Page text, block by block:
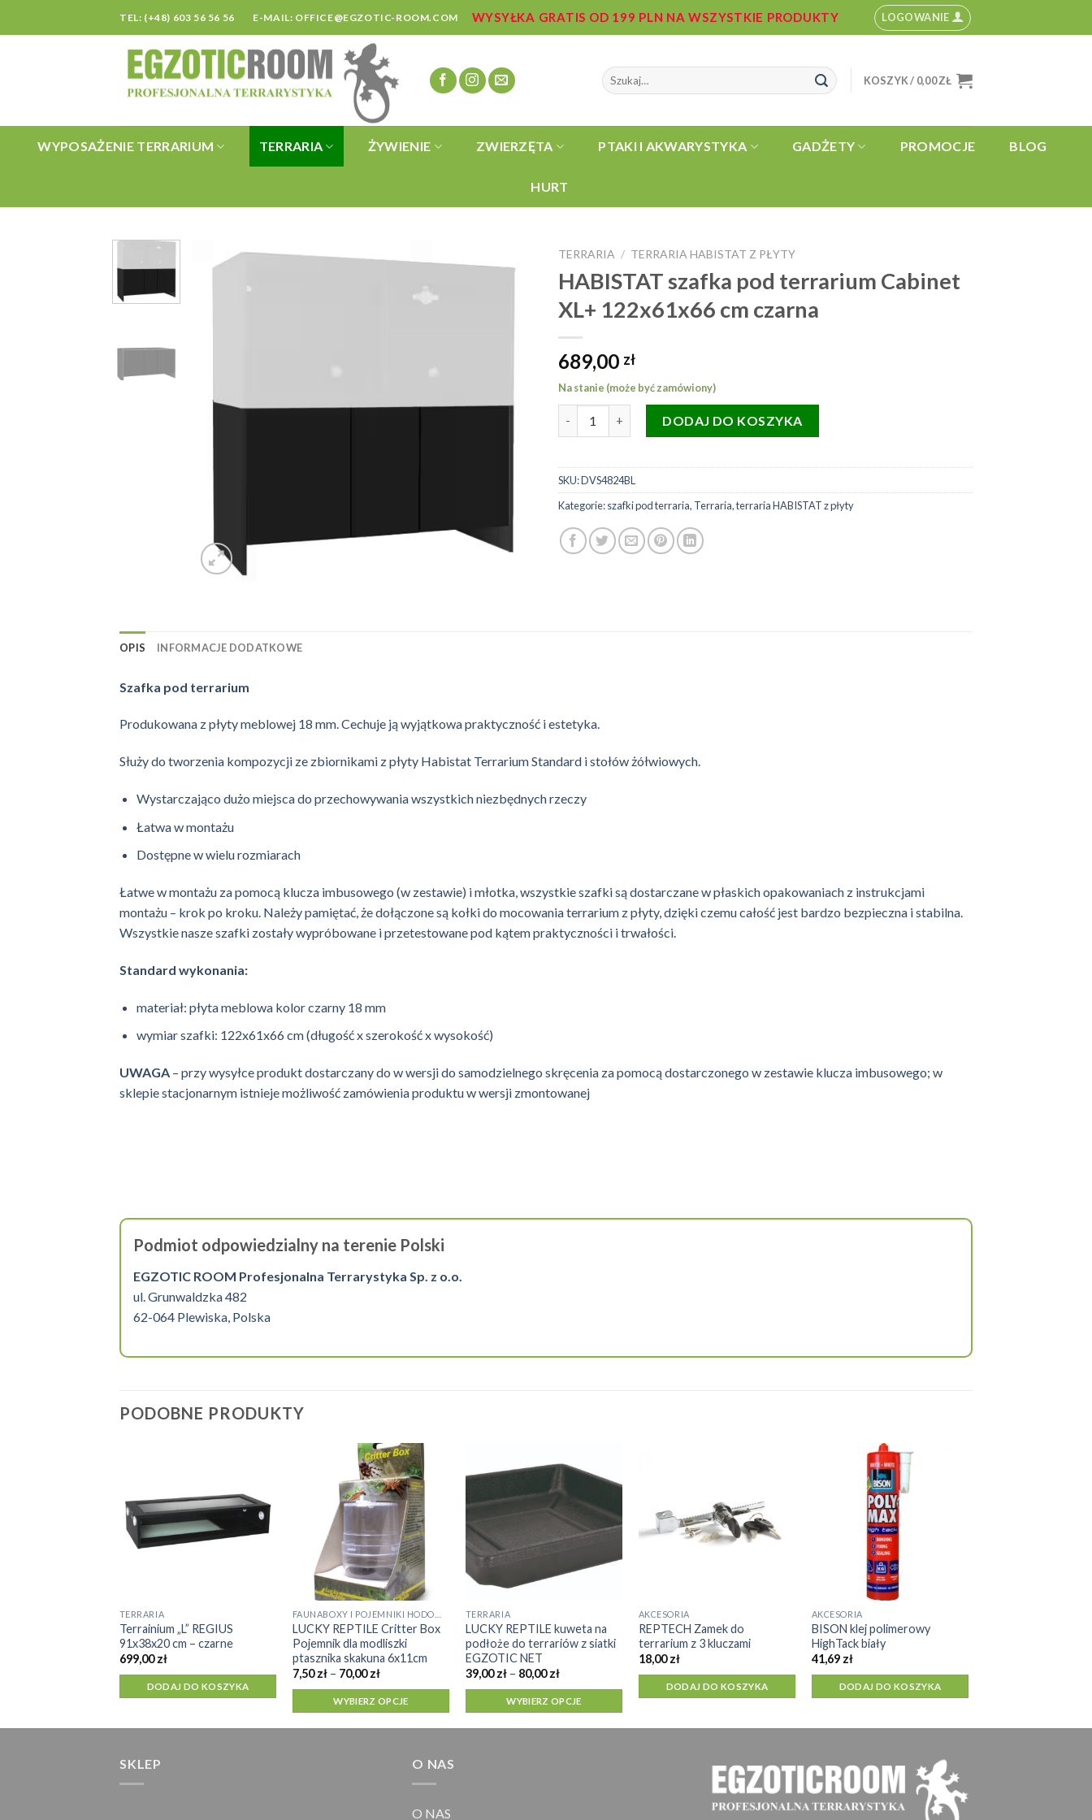
TEL: (+48) 603 56 56 56 E-MAIL: OFFICE@EGZOTIC-ROOM.COM WYSYŁKA GRATIS OD 199 PLN NA WSZYSTKIE PRODUKTY LOGOWANIE
Szukaj:
KOSZYK / 0,00ZŁ
WYPOSAŻENIE TERRARIUM TERRARIA ŻYWIENIE ZWIERZĘTA PTAKI I AKWARYSTYKA GADŻETY PROMOCJE BLOG
HURT
TERRARIA / TERRARIA HABISTAT Z PŁYTY
HABISTAT szafka pod terrarium Cabinet
XL+ 122x61x66 cm czarna
689,00 zł
Na stanie (może być zamówiony)
DODAJ DO KOSZYKA
SKU:DVS4824BL
Kategorie:szafki pod terraria, Terraria,terraria HABISTAT z płyty
OPIS INFORMACJE DODATKOWE
Szafka pod terrarium
Produkowana z płyty meblowej 18 mm. Cechuje ją wyjątkowa praktyczność i estetyka.
Służy do tworzenia kompozycji ze zbiornikami z płyty Habistat Terrarium Standard i stołów żółwiowych.
Wystarczająco dużo miejsca do przechowywania wszystkich niezbędnych rzeczy
Łatwa w montażu
Dostępne w wielu rozmiarach
Łatwe w montażu za pomocą klucza imbusowego (w zestawie) i młotka, wszystkie szafki są dostarczane w płaskich opakowaniach z instrukcjami
montażu – krok po kroku. Należy pamiętać, że dołączone są kołki do mocowania terrarium z płyty, dzięki czemu całość jest bardzo bezpieczna i stabilna.
Wszystkie nasze szafki zostały wypróbowane i przetestowane pod kątem praktyczności i trwałości.
Standard wykonania:
materiał: płyta meblowa kolor czarny 18 mm
wymiar szafki: 122x61x66 cm (długość x szerokość x wysokość)
UWAGA – przy wysyłce produkt dostarczany do w wersji do samodzielnego skręcenia za pomocą dostarczonego w zestawie klucza imbusowego; w
sklepie stacjonarnym istnieje możliwość zamówienia produktu w wersji zmontowanej
Podmiot odpowiedzialny na terenie Polski
EGZOTIC ROOM Profesjonalna Terrarystyka Sp. z o.o.
ul. Grunwaldzka 482
62-064 Plewiska, Polska
PODOBNE PRODUKTY
TERRARIA
Terrainium „L” REGIUS
91x38x20 cm – czarne
699,00zł
DODAJ DO KOSZYKA
LUCKY REPTILE Critter Box
Pojemnik dla modliszki
ptasznika skakuna 6x11cm
7,50zł – 70,00złZakres
od
7,50 zł
70,00 zł
WYBIERZ OPCJE
Ten
produkt
ma
wiele
wariantów.
Opcje
można
TERRARIA
LUCKY REPTILE kuweta na
podłoże do terrariów z siatki
EGZOTIC NET
39,00zł – 80,00złZakres
od
39,00 zł
80,00 zł
WYBIERZ OPCJE
Ten
produkt
ma
wiele
wariantów.
Opcje
można
AKCESORIA
REPTECH Zamek do
terrarium z 3 kluczami
18,00zł
DODAJ DO KOSZYKA
AKCESORIA
BISON klej polimerowy
HighTack biały
41,69 zł
DODAJ DO KOSZYKA
SKLEP O NAS
O NAS